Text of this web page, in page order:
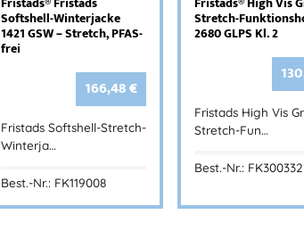
Softshell-Winterjacke
1421 GSW – Stretch, PFAS-
frei
166,48€
Fristads Softshell-Stretch-
Winterja…
Best.-Nr.: FK119008
Stretch-
2680 GLPS Kl. 2
Fristads High Vis
Stretch-Fun…
Best.-Nr.: FK300332